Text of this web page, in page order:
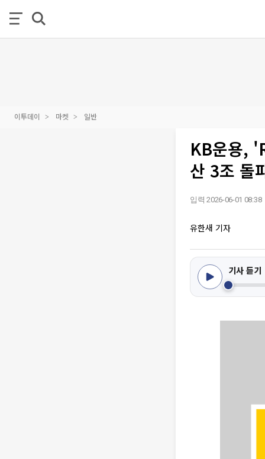
이투데이 마켓 일반
KB운용,
산 3조 돌
입력 2026-06-01 08:38
유한새 기자
기사 듣기